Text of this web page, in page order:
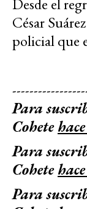
Desde el
César
policial que
Para
Cohete
Para
Cohete
Para